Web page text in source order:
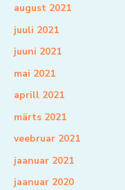
august 2021
juuli 2021
juuni 2021
mai 2021
aprill 2021
märts 2021
veebruar 2021
jaanuar 2021
jaanuar 2020